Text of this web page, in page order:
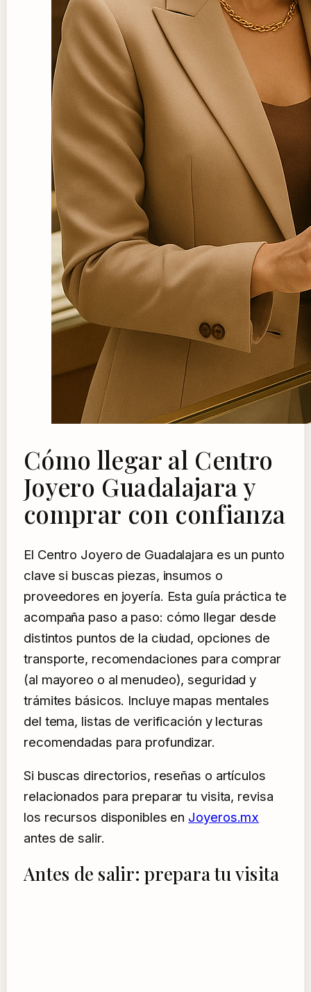
Cómo llegar al Centro
Joyero Guadalajara y
comprar con confianza
El Centro Joyero de Guadalajara es un punto
clave si buscas piezas, insumos o
proveedores en joyería. Esta guía práctica te
acompaña paso a paso: cómo llegar desde
distintos puntos de la ciudad, opciones de
transporte, recomendaciones para comprar
(al mayoreo o al menudeo), seguridad y
trámites básicos. Incluye mapas mentales
del tema, listas de verificación y lecturas
recomendadas para profundizar.
Si buscas directorios, reseñas o artículos
relacionados para preparar tu visita, revisa
los recursos disponibles en Joyeros.mx
antes de salir.
Antes de salir: prepara tu visita